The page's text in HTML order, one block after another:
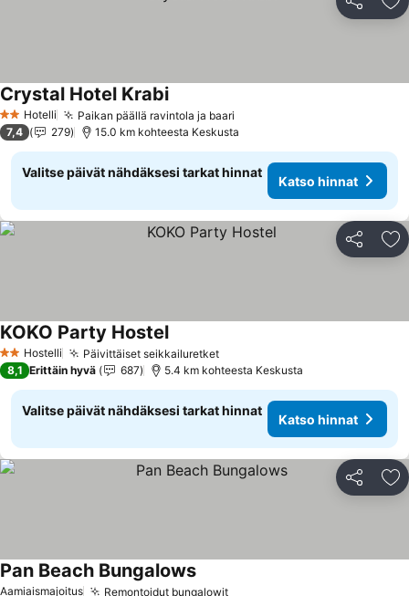
Jaa
2 Tähtiluokitus
Hotelli Paikan päällä ravintola ja baari
Crystal Hotel KrabiKatso hinnat
7,4 279 15.0 km kohteesta Keskusta
Valitse päivät nähdäksesi tarkat hinnat
Katso hinnat
Jaa
2 Tähtiluokitus
Hostelli Päivittäiset seikkailuretketKatso hinnat
KOKO Party HostelKatso hinnat
8,1 Erittäin hyvä 687 5.4 km kohteesta Keskusta
Valitse päivät nähdäksesi tarkat hinnat
Katso hinnat
Jaa
Aamiaismajoitus Remontoidut bungalowit
Pan Beach BungalowsKatso hinnat